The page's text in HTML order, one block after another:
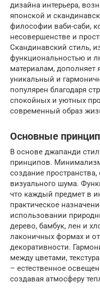
дизайна интерьера,
японской и
философии ваби-саби,
несовершенстве и
Скандинавский стиль,
функциональностью и
материалам, дополняет
уникальный и
популярен благодаря
спокойных и уютных
современный образ
Основные
В основе джапанди
принципов.
создание
визуального шума.
что каждый предмет в
практическое
использовании
дерево, бамбук, лен и
лаконичных формах и
декоративности.
между цветами,
– естественное
создавая атмосферу